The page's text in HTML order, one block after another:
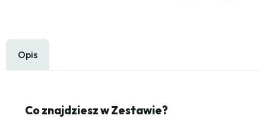
Opis
Co znajdziesz w Zestawie?